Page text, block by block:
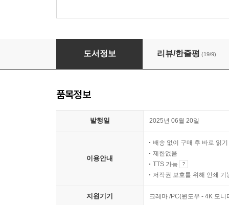
호수와 암실
도서정보 리뷰/한줄평 (19/9)
품목정보
발행일 2025년 06월 20일
이용안내
배송 없이 구매 후 바로 읽기
제한없음
TTS 가능
저작권 보호를 위해 인쇄 기
지원기기 크레마 /PC(윈도우 - 4K 모